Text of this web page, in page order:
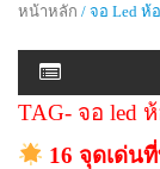
หน้าหลัก / จอ Led ห้
TAG- จอ led
16 จุดเด่น